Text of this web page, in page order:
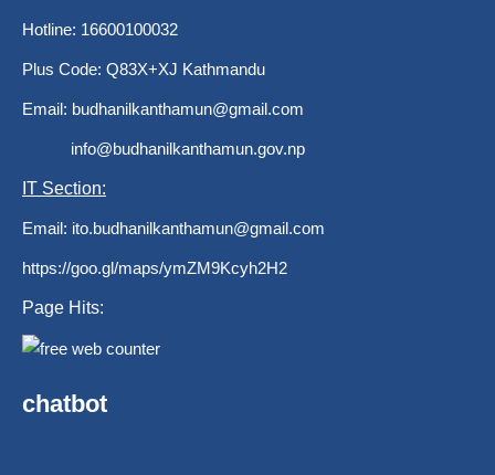
Hotline: 16600100032
Plus Code: Q83X+XJ Kathmandu
Email: budhanilkanthamun@gmail.com
info@budhanilkanthamun.gov.np
IT Section:
Email: ito.budhanilkanthamun@gmail.com
https://goo.gl/maps/ymZM9Kcyh2H2
Page Hits:
chatbot